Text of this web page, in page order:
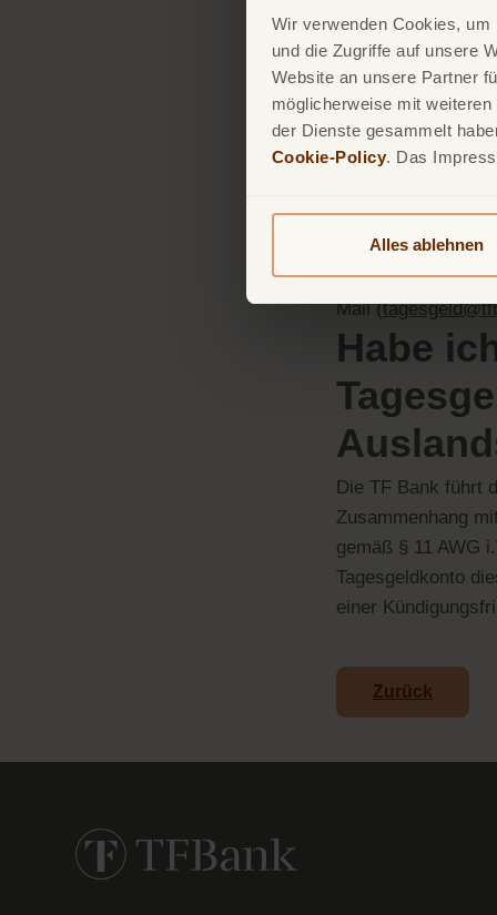
Wir verwenden Cookies,
und die Zugriffe auf unsere
Website an unsere Partner
möglicherweise mit
der Dienste gesammelt
Cookie-Policy. Das
Alles ablehnen
Aus
oben genannten
Kann
Ja, Sie können
Überweisungen)
welchen Personen
Mail (
Habe
Die TF Bank führt
Zusammenhang
gemäß § 11 AWG
Tagesgeldkonto
einer
Zurück